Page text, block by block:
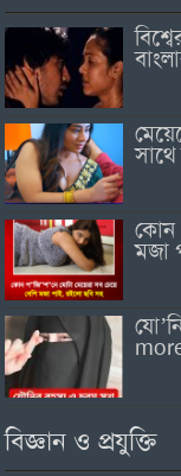
কোন
মজা
বিজ্ঞান ও প্রযুক্তি